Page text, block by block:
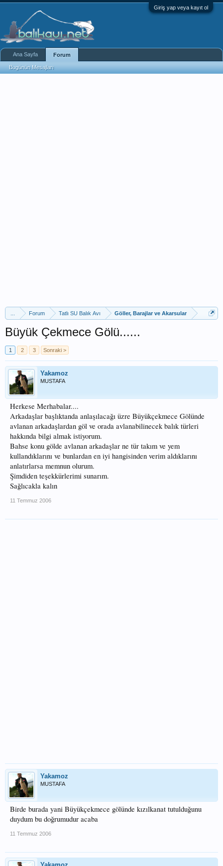
Giriş yap veya kayıt ol
Forum Tatlı SU Balık Avı Göller, Barajlar ve Akarsular
Büyük Çekmece Gölü......
1 2 3 Sonraki >
Yakamoz
MUSTAFA
Herkese Merhabalar....
Arkadaşlar başlıktanda anlaşılacağı üzre Büyükçekmece Gölünde
avlanan arkadaşlardan göl ve orada avlanabilinecek balık türleri
hakkında bilgi almak istiyorum.
Bahse konu gölde avlanan arkadaşlar ne tür takım ve yem
kullandıklarını ve bunlardan en iyi hangisinden verim aldıklarını
anlatırlarsa memnun olurum.
Şimdiden teşekkürlerimi sunarım.
Sağlıcakla kalın
11 Temmuz 2006
Yakamoz
MUSTAFA
Birde burada yani Büyükçekmece gölünde kızılkanat tutulduğunu
duydum bu doğrumudur acaba
11 Temmuz 2006
Ana Sayfa Forum
Bugünün Mesajları